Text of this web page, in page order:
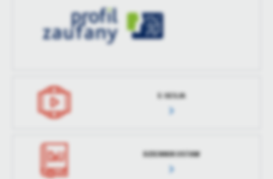
treści w postaci wiadomości, ofert, komunikatów mediów
społecznościowych.
E-SESJA
DZIENNIK USTAW